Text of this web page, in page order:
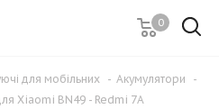
0
для мобільних - Акумулятори
-
Xiaomi BN49 - Redmi 7A